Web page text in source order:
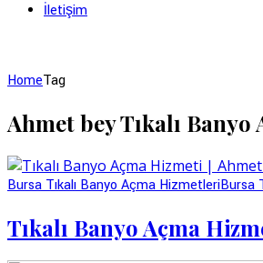
İletişim
HomeTag
Ahmet bey Tıkalı Banyo
Bursa Tıkalı Banyo Açma HizmetleriBursa
Tıkalı Banyo Açma